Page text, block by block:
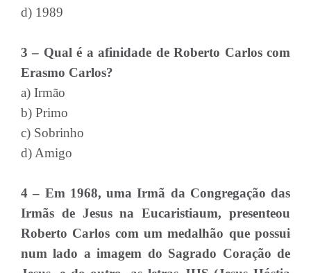
d) 1989
3 – Qual é a afinidade de Roberto Carlos com
Erasmo Carlos?
a) Irmão
b) Primo
c) Sobrinho
d) Amigo
4 – Em 1968, uma Irmã da Congregação das
Irmãs de Jesus na Eucaristiaum, presenteou
Roberto Carlos com um medalhão que possui
num lado a imagem do Sagrado Coração de